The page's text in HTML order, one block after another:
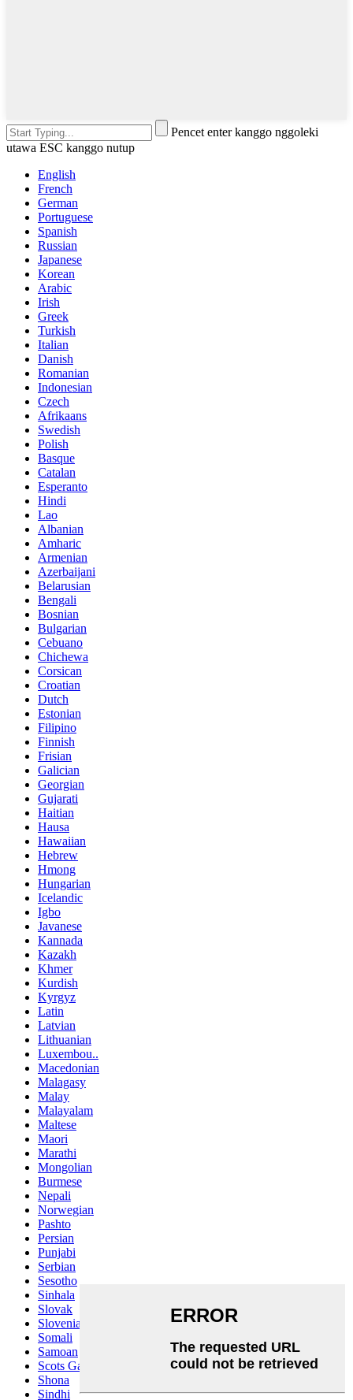
Pencet enter kanggo nggoleki
utawa ESC kanggo nutup
English
French
German
Portuguese
Spanish
Russian
Japanese
Korean
Arabic
Irish
Greek
Turkish
Italian
Danish
Romanian
Indonesian
Czech
Afrikaans
Swedish
Polish
Basque
Catalan
Esperanto
Hindi
Lao
Albanian
Amharic
Armenian
Azerbaijani
Belarusian
Bengali
Bosnian
Bulgarian
Cebuano
Chichewa
Corsican
Croatian
Dutch
Estonian
Filipino
Finnish
Frisian
Galician
Georgian
Gujarati
Haitian
Hausa
Hawaiian
Hebrew
Hmong
Hungarian
Icelandic
Igbo
Javanese
Kannada
Kazakh
Khmer
Kurdish
Kyrgyz
Latin
Latvian
Lithuanian
Luxembou..
Macedonian
Malagasy
Malay
Malayalam
Maltese
Maori
Marathi
Mongolian
Burmese
Nepali
Norwegian
Pashto
Persian
Punjabi
Serbian
Sesotho
Sinhala
Slovak
Slovenian
Somali
Samoan
Scots Gaelic
Shona
Sindhi